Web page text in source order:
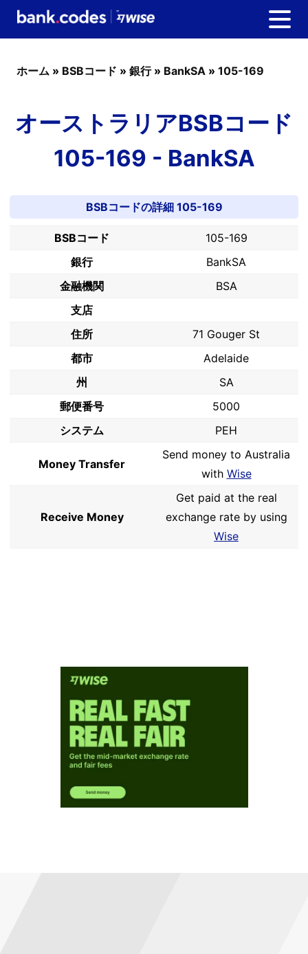
ホーム » BSBコード » 銀行» BankSA » 105-169
オーストラリアBSBコード
105-169 - BankSA
BSBコードの詳細 105-169
BSBコード
105-169
銀行
BankSA
金融機関
BSA
支店
住所
71 Gouger St
都市
Adelaide
州
SA
郵便番号
5000
システム
PEH
Money Transfer
Send money to Australia
with Wise
Receive Money
Get paid at the real
exchange rate by using
Wise